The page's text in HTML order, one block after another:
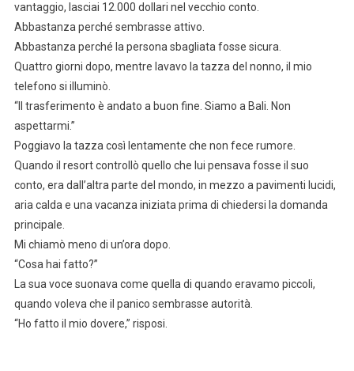
vantaggio, lasciai 12.000 dollari nel vecchio conto.
Abbastanza perché sembrasse attivo.
Abbastanza perché la persona sbagliata fosse sicura.
Quattro giorni dopo, mentre lavavo la tazza del nonno, il mio
telefono si illuminò.
“Il trasferimento è andato a buon fine. Siamo a Bali. Non
aspettarmi.”
Poggiavo la tazza così lentamente che non fece rumore.
Quando il resort controllò quello che lui pensava fosse il suo
conto, era dall’altra parte del mondo, in mezzo a pavimenti lucidi,
aria calda e una vacanza iniziata prima di chiedersi la domanda
principale.
Mi chiamò meno di un’ora dopo.
“Cosa hai fatto?”
La sua voce suonava come quella di quando eravamo piccoli,
quando voleva che il panico sembrasse autorità.
“Ho fatto il mio dovere,” risposi.